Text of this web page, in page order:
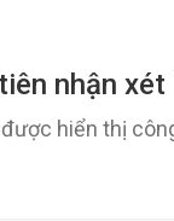
nhận xét
hiển thị